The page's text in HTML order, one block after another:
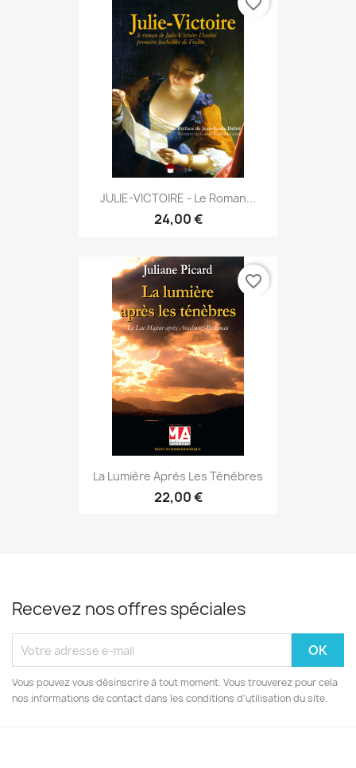
JULIE-VICTOIRE - Le Roman...
24,00 €
La Lumière Après Les Ténèbres
22,00 €
favorite_border
Recevez nos offres spéciales
Vous pouvez vous désinscrire à tout moment. Vous trouverez pour cela
nos informations de contact dans les conditions d'utilisation du site.